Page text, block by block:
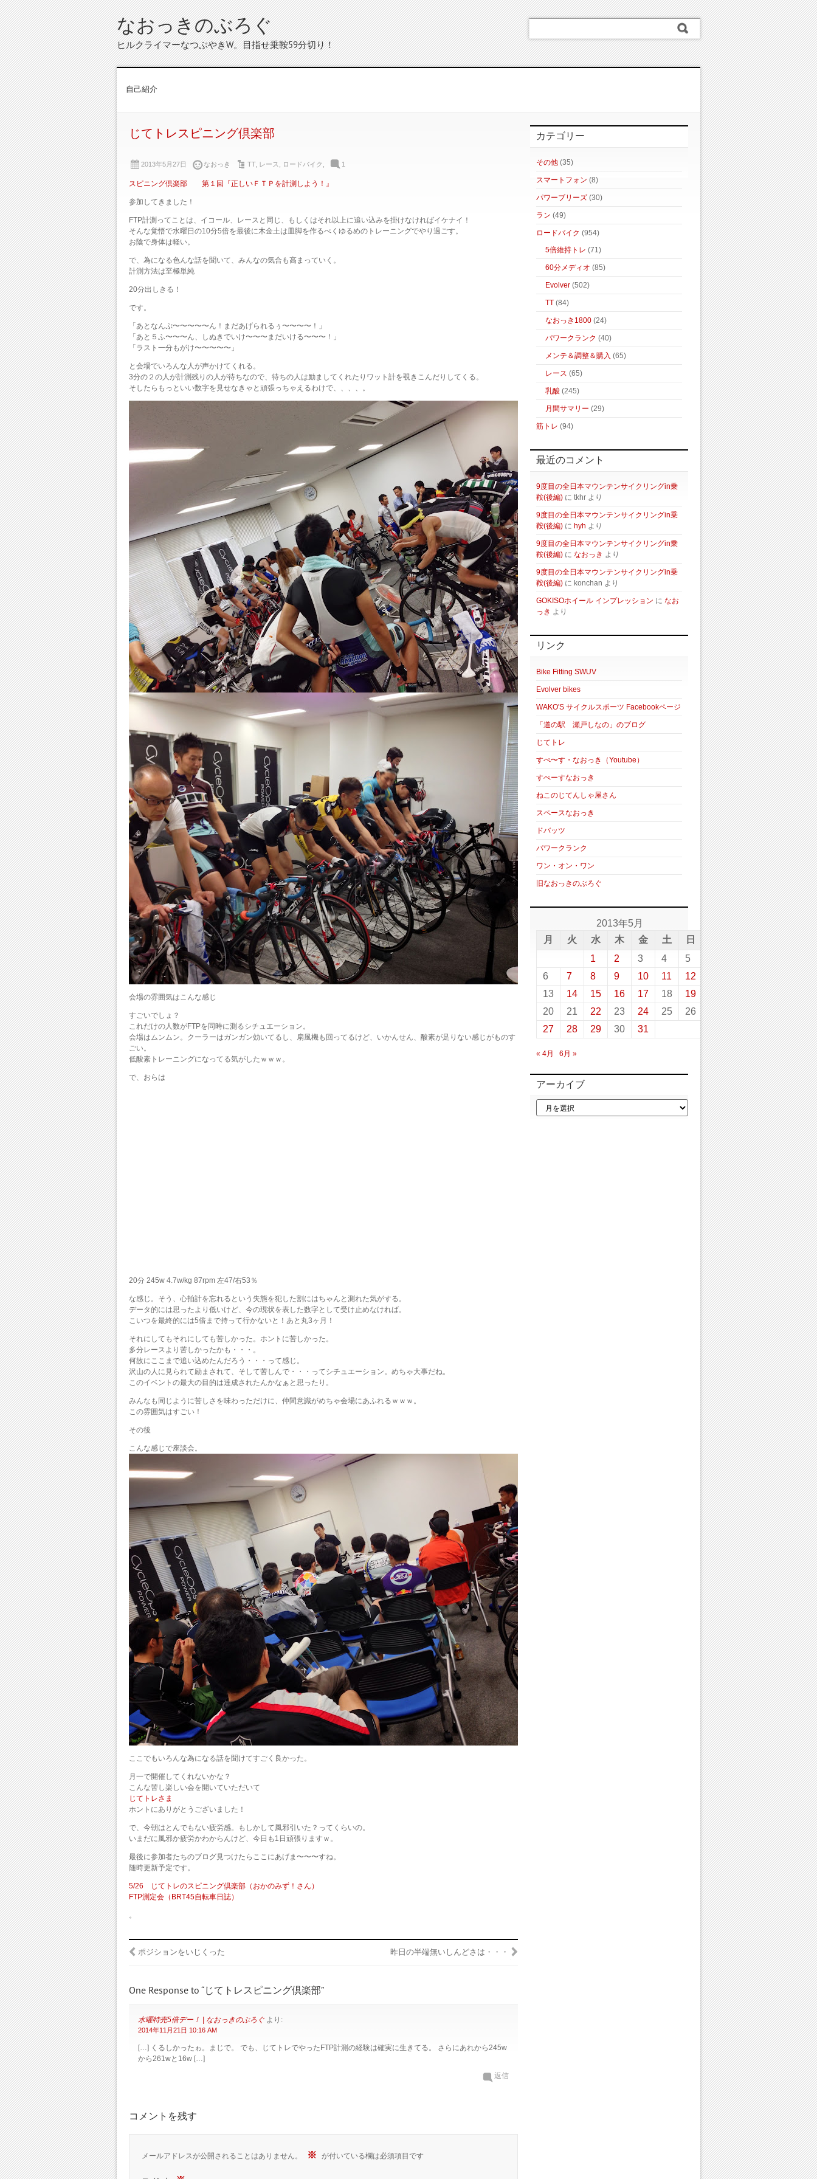
なおっきのぶろぐ
ヒルクライマーなつぶやきW。目指せ乗鞍59分切り！
自己紹介
じてトレスピニング倶楽部
2013年5月27日 なおっき TT, レース ロードバイク 1
スピニング倶楽部 第１回『正しいＦＴＰを計測しよう！』
参加してきました！
FTP計測ってことは、イコール、レースと同じ、もしくはそれ以上に追い込みを掛けなければイケナイ！
そんな覚悟で水曜日の10分5倍を最後に木金土は皿脚を作るべくゆるめのトレーニングでやり過ごす。
お陰で身体は軽い。
で、為になる色んな話を聞いて、みんなの気合も高まっていく。
計測方法は至極単純
20分出しきる！
です。
「あとなんぷ〜〜〜〜〜ん！まだあげられるぅ〜〜〜〜！」
「あと５ふ〜〜〜ん、しぬきでいけ〜〜〜まだいける〜〜〜！」
「ラスト一分もがけ〜〜〜〜〜」
と会場でいろんな人が声かけてくれる。
3分の２の人が計測残りの人が待ちなので、待ちの人は励ましてくれたりワット計を覗きこんだりしてくる。
そしたらもっといい数字を見せなきゃと頑張っちゃえるわけで、、、、。
会場の雰囲気はこんな感じ
すごいでしょ？
これだけの人数がFTPを同時に測るシチュエーション。
会場はムンムン。クーラーはガンガン効いてるし、扇風機も回ってるけど、いかんせん、酸素が足りない感じがものす
ごい。
低酸素トレーニングになってる気がしたｗｗｗ。
で、おらは
20分 245w 4.7w/kg 87rpm 左47/右53％
な感じ。そう、心拍計を忘れるという失態を犯した割にはちゃんと測れた気がする。
データ的には思ったより低いけど、今の現状を表した数字として受け止めなければ。
こいつを最終的には5倍まで持って行かないと！あと丸3ヶ月！
それにしてもそれにしても苦しかった。ホントに苦しかった。
多分レースより苦しかったかも・・・。
何故にここまで追い込めたんだろう・・・って感じ。
沢山の人に見られて励まされて、そして苦しんで・・・ってシチュエーション。めちゃ大事だね。
このイベントの最大の目的は達成されたんかなぁと思ったり。
みんなも同じように苦しさを味わっただけに、仲間意識がめちゃ会場にあふれるｗｗｗ。
この雰囲気はすごい！
その後
こんな感じで座談会。
ここでもいろんな為になる話を聞けてすごく良かった。
月一で開催してくれないかな？
こんな苦し楽しい会を開いていただいて
じてトレさま
ホントにありがとうございました！
で、今朝はとんでもない疲労感。もしかして風邪引いた？ってくらいの。
いまだに風邪か疲労かわからんけど、今日も1日頑張りますｗ。
最後に参加者たちのブログ見つけたらここにあげま〜〜〜すね。
随時更新予定です。
5/26 じてトレのスピニング倶楽部（おかのみず！さん）
FTP測定会（BRT45自転車日誌）
。
ポジションをいじくった 昨日の半端無いしんどさは・・・
One Response to “じてトレスピニング倶楽部”
水曜特売5倍デー！ | なおっきのぶろぐ より:
2014年11月21日 10:16 AM
[…] くるしかったゎ。まじで。 でも、じてトレでやったFTP計測の経験は確実に生きてる。 さらにあれから245w
から261wと16w […]
返信
コメントを残す
メールアドレスが公開されることはありません。 ※ が付いている欄は必須項目です
カテゴリー
その他 (35)
スマートフォン (8)
パワーブリーズ (30)
ラン (49)
ロードバイク (954)
5倍維持トレ (71)
60分メディオ (85)
Evolver (502)
TT (84)
なおっき1800 (24)
パワークランク (40)
メンテ＆調整＆購入 (65)
レース (65)
乳酸 (245)
月間サマリー (29)
筋トレ (94)
最近のコメント
9度目の全日本マウンテンサイクリングin乗
鞍(後編) に tkhr より
9度目の全日本マウンテンサイクリングin乗
鞍(後編) に hyh より
9度目の全日本マウンテンサイクリングin乗
鞍(後編) に なおっき より
9度目の全日本マウンテンサイクリングin乗
鞍(後編) に konchan より
GOKISOホイール インプレッション に なお
っき より
リンク
Bike Fitting SWUV
Evolver bikes
WAKO'S サイクルスポーツ Facebookページ
「道の駅 瀬戸しなの」のブログ
じてトレ
すぺ〜す・なおっき（Youtube）
すぺーすなおっき
ねこのじてんしゃ屋さん
スペースなおっき
ドバッツ
パワークランク
ワン・オン・ワン
旧なおっきのぶろぐ
2013年5月
月
火 水 木 金 土
日
1
2 3 4
5
6
7 8 9 10 11
12
13
14 15 16 17 18
19
20
21 22 23 24 25
26
27
28 29 30 31
« 4月 6月 »
アーカイブ
ア